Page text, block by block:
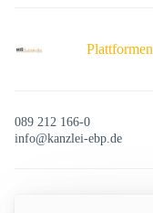
Plattformen
089 212 166-0
info@kanzlei-ebp.de